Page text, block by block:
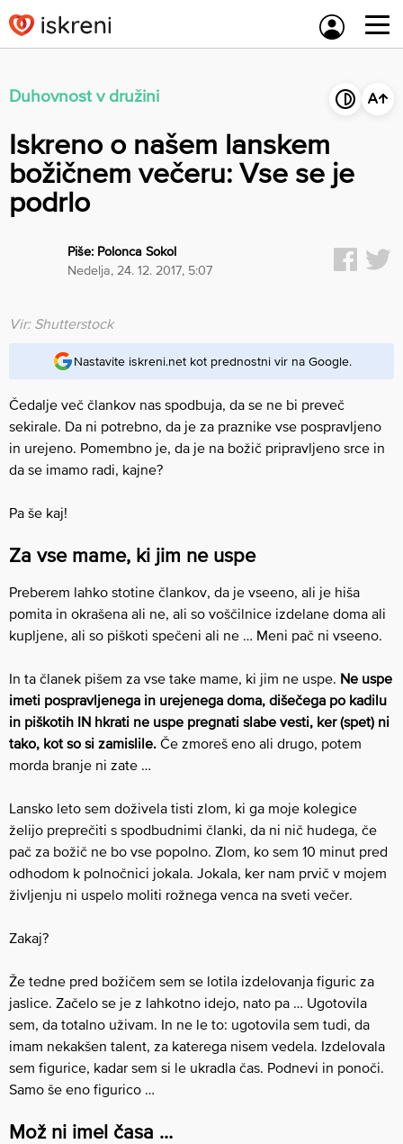
to
content
Duhovnost v družini
Iskreno o našem lanskem
božičnem večeru: Vse se je
podrlo
Piše: Polonca Sokol
nedelja, 24. 12. 2017, 5:07
Vir: Shutterstock
Nastavite iskreni.net kot prednostni vir na Google.
Čedalje več člankov nas spodbuja, da se ne bi preveč
sekirale. Da ni potrebno, da je za praznike vse pospravljeno
in urejeno. Pomembno je, da je na božič pripravljeno srce in
da se imamo radi, kajne?
Pa še kaj!
Za vse mame, ki jim ne uspe
Preberem lahko stotine člankov, da je vseeno, ali je hiša
pomita in okrašena ali ne, ali so voščilnice izdelane doma ali
kupljene, ali so piškoti spečeni ali ne … Meni pač ni vseeno.
In ta članek pišem za vse take mame, ki jim ne uspe. Ne uspe
imeti pospravljenega in urejenega doma, dišečega po kadilu
in piškotih IN hkrati ne uspe pregnati slabe vesti, ker (spet) ni
tako, kot so si zamislile. Če zmoreš eno ali drugo, potem
morda branje ni zate …
Lansko leto sem doživela tisti zlom, ki ga moje kolegice
želijo preprečiti s spodbudnimi članki, da ni nič hudega, če
pač za božič ne bo vse popolno. Zlom, ko sem 10 minut pred
odhodom k polnočnici jokala. Jokala, ker nam prvič v mojem
življenju ni uspelo moliti rožnega venca na sveti večer.
Zakaj?
Že tedne pred božičem sem se lotila izdelovanja figuric za
jaslice. Začelo se je z lahkotno idejo, nato pa … Ugotovila
sem, da totalno uživam. In ne le to: ugotovila sem tudi, da
imam nekakšen talent, za katerega nisem vedela. Izdelovala
sem figurice, kadar sem si le ukradla čas. Podnevi in ponoči.
Samo še eno figurico …
Mož ni imel časa …